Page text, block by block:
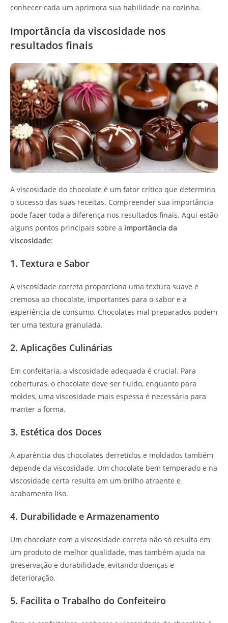
conhecer cada um aprimora sua habilidade na cozinha.
Importância da viscosidade nos
resultados finais
A viscosidade do chocolate é um fator crítico que determina
o sucesso das suas receitas. Compreender sua importância
pode fazer toda a diferença nos resultados finais. Aqui estão
alguns pontos principais sobre a importância da
viscosidade:
1. Textura e Sabor
A viscosidade correta proporciona uma textura suave e
cremosa ao chocolate, importantes para o sabor e a
experiência de consumo. Chocolates mal preparados podem
ter uma textura granulada.
2. Aplicações Culinárias
Em confeitaria, a viscosidade adequada é crucial. Para
coberturas, o chocolate deve ser fluido, enquanto para
moldes, uma viscosidade mais espessa é necessária para
manter a forma.
3. Estética dos Doces
A aparência dos chocolates derretidos e moldados também
depende da viscosidade. Um chocolate bem temperado e na
viscosidade certa resulta em um brilho atraente e
acabamento liso.
4. Durabilidade e Armazenamento
Um chocolate com a viscosidade correta não só resulta em
um produto de melhor qualidade, mas também ajuda na
preservação e durabilidade, evitando doenças e
deterioração.
5. Facilita o Trabalho do Confeiteiro